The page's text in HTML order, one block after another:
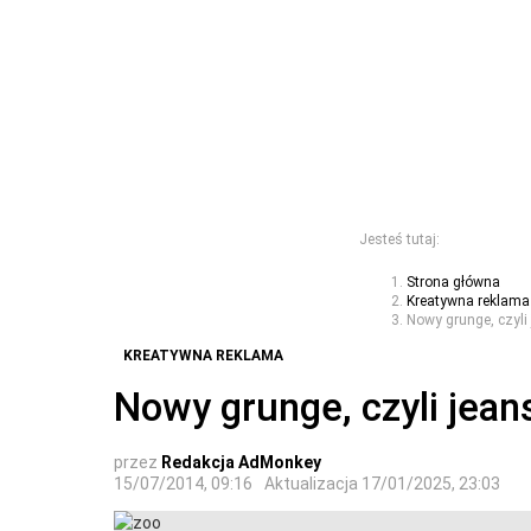
Jesteś tutaj:
Strona główna
Kreatywna reklama
Nowy grunge,
KREATYWNA REKLAMA
Nowy grunge, czyli
przez Redakcja AdMonkey
15/07/2014, 09:16
Aktualizacja 17/01/2025, 23:03